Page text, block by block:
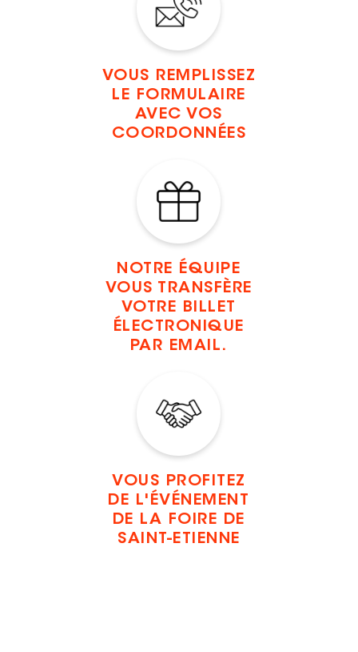
VOUS REMPLISSEZ
LE FORMULAIRE
AVEC VOS
COORDONNÉES
NOTRE ÉQUIPE
VOUS TRANSFÈRE
VOTRE BILLET
ÉLECTRONIQUE
PAR EMAIL.
VOUS PROFITEZ
DE L'ÉVÉNEMENT
DE LA FOIRE DE
SAINT-ETIENNE